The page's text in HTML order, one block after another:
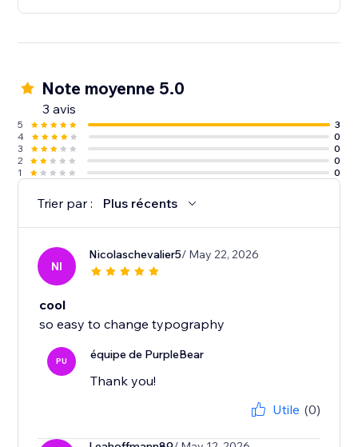
Note moyenne 5.0
3 avis
5
3
4
0
3
0
2
0
1
0
Trier par : Plus récents
NI
Nicolaschevalier5/ May 22, 2026
cool
so easy to change typography
PU équipe de PurpleBear
Thank you!
Utile (0)